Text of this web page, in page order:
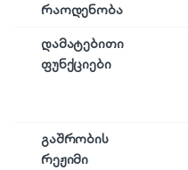
რაოდენობა
დამატებითი
ფუნქციები
გაშრობის
რეჟიმი